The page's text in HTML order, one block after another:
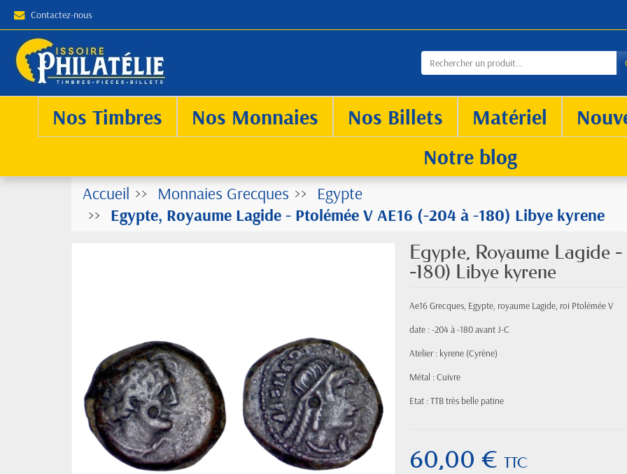
Contactez-nous
Nos Timbres Nos Monnaies Nos Billets Matériel
Notre blog
Accueil Monnaies Grecques
Egypte
Egypte, Royaume Lagide - Ptolémée V AE16 (-204 à -180) Libye kyrene
Egypte, Royaume Lagide
-180) Libye kyrene
Ae16 Grecques, Egypte, royaume Lagide, roi Ptolémée V
date : -204 à -180 avant J-C
Atelier : kyrene (Cyrène)
Métal : Cuivre
Etat : TTB très belle patine
60,00 €TTC